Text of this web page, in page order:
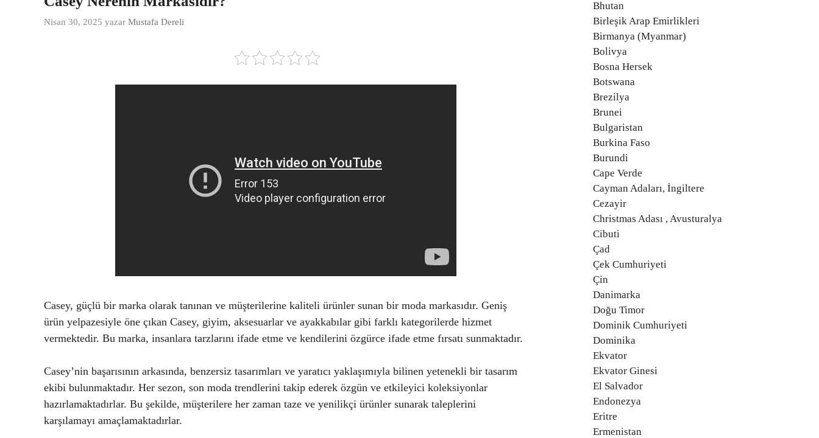
Nisan 30, 2025 yazar Mustafa Dereli
Casey, güçlü bir marka olarak tanınan ve müşterilerine kaliteli ürünler sunan bir moda markasıdır. Geniş
ürün yelpazesiyle öne çıkan Casey, giyim, aksesuarlar ve ayakkabılar gibi farklı kategorilerde hizmet
vermektedir. Bu marka, insanlara tarzlarını ifade etme ve kendilerini özgürce ifade etme fırsatı sunmaktadır.
Casey’nin başarısının arkasında, benzersiz tasarımları ve yaratıcı yaklaşımıyla bilinen yetenekli bir tasarım
ekibi bulunmaktadır. Her sezon, son moda trendlerini takip ederek özgün ve etkileyici koleksiyonlar
hazırlamaktadırlar. Bu şekilde, müşterilere her zaman taze ve yenilikçi ürünler sunarak taleplerini
karşılamayı amaçlamaktadırlar.
Bhutan
Birleşik Arap Emirlikleri
Birmanya (Myanmar)
Bolivya
Bosna Hersek
Botswana
Brezilya
Brunei
Bulgaristan
Burkina Faso
Burundi
Cape Verde
Cayman Adaları, İngiltere
Cezayir
Christmas Adası , Avusturalya
Cibuti
Çad
Çek Cumhuriyeti
Çin
Danimarka
Doğu Timor
Dominik Cumhuriyeti
Dominika
Ekvator
Ekvator Ginesi
El Salvador
Endonezya
Eritre
Ermenistan